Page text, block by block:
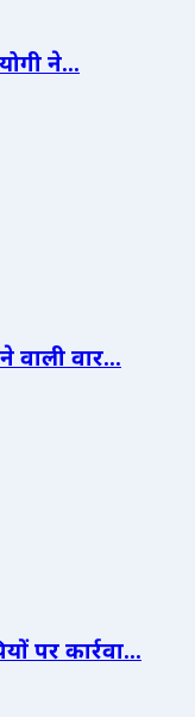
ने...
वार...
पर कार्रवा...